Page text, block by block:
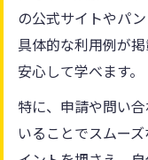
の公式サイトやパ
具体的な利用例が
安心して学べます。
特に、申請や問い
いることでスムー